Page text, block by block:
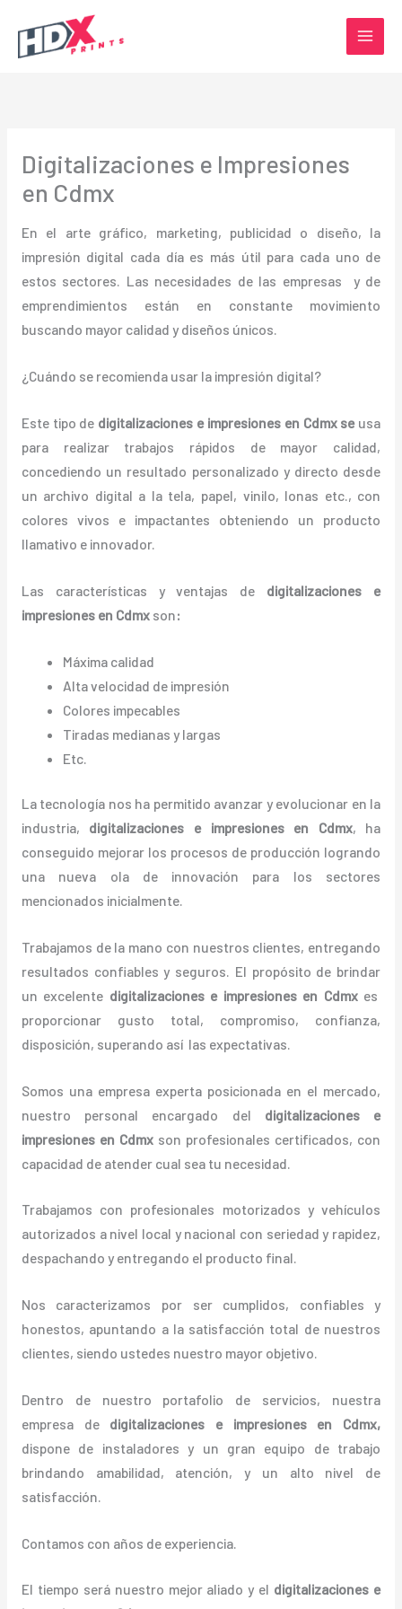
contenido
Digitalizaciones e Impresiones
en Cdmx
En el arte gráfico, marketing, publicidad o diseño, la
impresión digital cada día es más útil para cada uno de
estos sectores. Las necesidades de las empresas y de
emprendimientos están en constante movimiento
buscando mayor calidad y diseños únicos.
¿Cuándo se recomienda usar la impresión digital?
Este tipo de digitalizaciones e impresiones en Cdmx seusa
para realizar trabajos rápidos de mayor calidad,
concediendo un resultado personalizado y directo desde
un archivo digital a la tela, papel, vinilo, lonas etc., con
colores vivos e impactantes obteniendo un producto
llamativo e innovador.
Las características y ventajas de digitalizaciones e
impresiones en Cdmx son:
Máxima calidad
Alta velocidad de impresión
Colores impecables
Tiradas medianas y largas
Etc.
La tecnología nos ha permitido avanzar y evolucionar en la
industria, digitalizaciones e impresionesen Cdmx, ha
conseguido mejorar los procesos de producción logrando
una nueva ola de innovación para los sectores
mencionados inicialmente.
Trabajamos de la mano con nuestros clientes, entregando
resultados confiables y seguros. El propósito de brindar
un excelente digitalizaciones e impresionesen Cdmx es
proporcionar gusto total, compromiso, confianza,
disposición, superando así las expectativas.
Somos una empresa experta posicionada en el mercado,
nuestro personal encargado del digitalizaciones e
impresiones en Cdmxson profesionales certificados, con
capacidad de atender cual sea tu necesidad.
Trabajamos con profesionales motorizados y vehículos
autorizados a nivel local y nacional con seriedad y rapidez,
despachando y entregando el producto final.
Nos caracterizamos por ser cumplidos, confiables y
honestos, apuntando a la satisfacción total de nuestros
clientes, siendo ustedes nuestro mayor objetivo.
Dentro de nuestro portafolio de servicios, nuestra
empresa de digitalizaciones e impresionesen Cdmx,
dispone de instaladores y un gran equipo de trabajo
brindando amabilidad, atención, y un alto nivel de
satisfacción.
Contamos con años de experiencia.
El tiempo será nuestro mejor aliado y el digitalizaciones e